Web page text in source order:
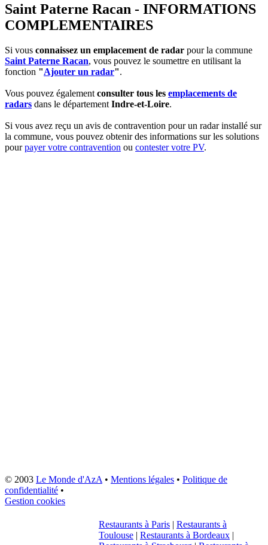
Saint Paterne Racan - INFORMATIONS
COMPLEMENTAIRES
Si vous connaissez un emplacement de radar pour la commune
Saint Paterne Racan, vous pouvez le soumettre en utilisant la
fonction "Ajouter un radar".
Vous pouvez égalementconsulter tous les emplacements de
radars dans le départementIndre-et-Loire.
Si vous avez reçu un avis de contravention pour un radar installé sur
la commune, vous pouvez obtenir des informations sur les solutions
pourpayer votre contravention ou contester votre PV.
© 2003 Le Monde d'AzA• Mentions légales • Politique de
confidentialité •
Gestion cookies
Restaurants à Paris | Restaurants à
Toulouse | Restaurants à Bordeaux |